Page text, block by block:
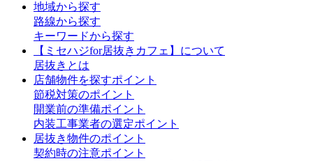
地域から探す
路線から探す
キーワードから探す
【ミセハジfor居抜きカフェ】について
居抜きとは
店舗物件を探すポイント
節税対策のポイント
開業前の準備ポイント
内装工事業者の選定ポイント
居抜き物件のポイント
契約時の注意ポイント